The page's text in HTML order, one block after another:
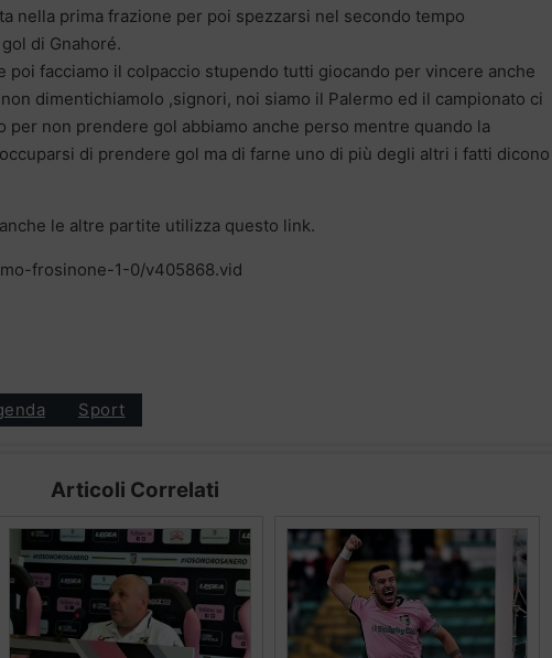
nella prima frazione per poi spezzarsi nel secondo tempo
di Gnahoré.
poi facciamo il colpaccio stupendo tutti giocando per vincere anche
dimentichiamolo ,signori, noi siamo il Palermo ed il campionato ci
per non prendere gol abbiamo anche perso mentre quando la
di prendere gol ma di farne uno di più degli altri i fatti dicono
le altre partite utilizza questo link.
frosinone-1-0/v405868.vid
Sport
Articoli Correlati